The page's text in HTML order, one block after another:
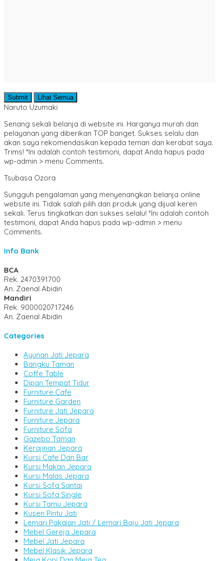
Submit Lihat Semua
Naruto Uzumaki
Senang sekali belanja di website ini. Harganya murah dan
pelayanan yang diberikan TOP banget. Sukses selalu dan
akan saya rekomendasikan kepada teman dan kerabat saya.
Trims! *Ini adalah contoh testimoni, dapat Anda hapus pada
wp-admin > menu Comments.
Tsubasa Ozora
Sungguh pengalaman yang menyenangkan belanja online
website ini. Tidak salah pilih dan produk yang dijual keren
sekali. Terus tingkatkan dan sukses selalu! *Ini adalah contoh
testimoni, dapat Anda hapus pada wp-admin > menu
Comments.
Info Bank
BCA
Rek. 2470391700
An. Zaenal Abidin
Mandiri
Rek. 9000020717246
An. Zaenal Abidin
Categories
Ayunan Jati Jepara
Bangku Taman
Coffe Table
Dipan Tempat Tidur
Furniture Cafe
Furniture Garden
Furniture Jati Jepara
Furniture Jepara
Furniture Sofa
Gazebo Taman
Kerajinan Jepara
Kursi Cafe Dan Bar
Kursi Makan Jepara
Kursi Malas Jepara
Kursi Sofa Santai
Kursi Sofa Single
Kursi Tamu Jepara
Kusen Pintu Jati
Lemari Pakaian Jati / Lemari Baju Jati Jepara
Mebel Gereja Jepara
Mebel Jati Jepara
Mebel Klasik Jepara